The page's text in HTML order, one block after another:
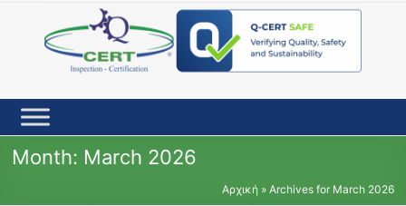
content
Month: March 2026
Αρχική » Archives for March 2026